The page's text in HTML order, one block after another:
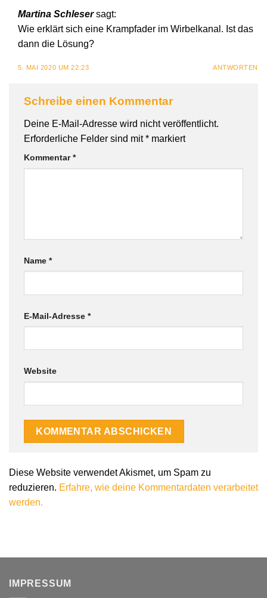
Martina Schleser sagt:
Wie erklärt sich eine Krampfader im Wirbelkanal. Ist das
dann die Lösung?
5. MAI 2020 UM 22:23 ANTWORTEN
Schreibe einen Kommentar
Deine E-Mail-Adresse wird nicht veröffentlicht.
Erforderliche Felder sind mit* markiert
Kommentar*
Name *
E-Mail-Adresse *
Website
Diese Website verwendet Akismet, um Spam zu
reduzieren. Erfahre, wie deine Kommentardaten verarbeitet
werden.
IMPRESSUM